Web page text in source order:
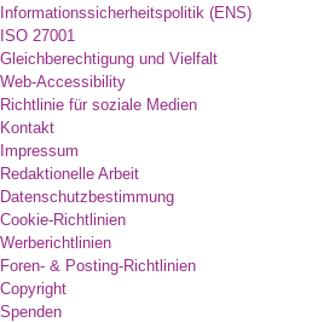
Informationssicherheitspolitik (ENS)
ISO 27001
Gleichberechtigung und Vielfalt
Web-Accessibility
Richtlinie für soziale Medien
Kontakt
Impressum
Redaktionelle Arbeit
Datenschutzbestimmung
Cookie-Richtlinien
Werberichtlinien
Foren- & Posting-Richtlinien
Copyright
Spenden